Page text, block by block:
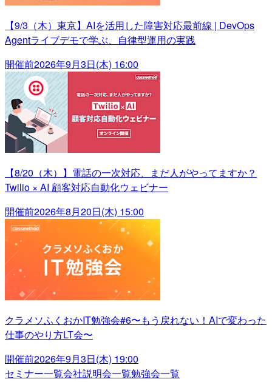
【9/3（木）東京】AIを活用した障害対応最前線 | DevOps
Agentライブデモで学ぶ、自律型運用の実践
開催前2026年9月3日(木) 16:00
【8/20（木）】電話の一次対応、まだ人がやってますか？
Twilio × AI 顧客対応自動化ウェビナー
開催前2026年8月20日(木) 15:00
クラメソふくおかIT勉強会#6〜もう戻れない！AIで変わった
仕事のやり方LT会〜
開催前2026年9月3日(木) 19:00
セミナー一覧会社説明会一覧勉強会一覧